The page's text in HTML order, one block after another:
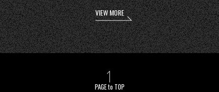
VIEW MORE
PAGE to TOP